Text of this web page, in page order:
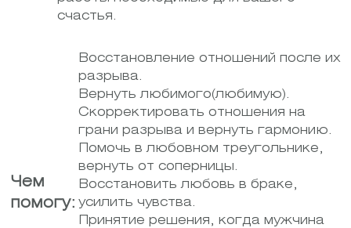
счастья.
Чем
помогу:
Восстановление отношений после их
разрыва.
Вернуть любимого(любимую).
Скорректировать отношения на
грани разрыва и вернуть гармонию.
Помочь в любовном треугольнике,
вернуть от соперницы.
Восстановить любовь в браке,
усилить чувства.
Принятие решения, когда мужчина